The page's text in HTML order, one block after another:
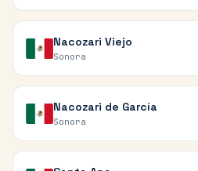
Nacozari Viejo
Sonora
Nacozari de García
Sonora